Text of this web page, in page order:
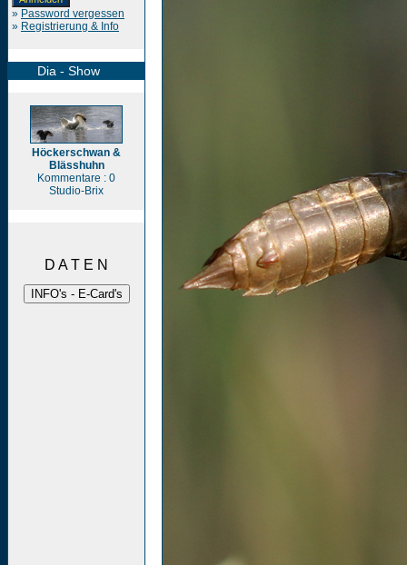
» Password vergessen
» Registrierung & Info
Dia - Show
Höckerschwan &
Blässhuhn
Kommentare : 0
Studio-Brix
D A T E N